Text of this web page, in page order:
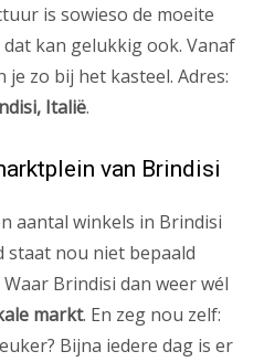
is sowieso de moeite
kan gelukkig ook. Vanaf
je zo bij het kasteel. Adres:
Italië.
van Brindisi
aantal winkels in Brindisi
staat nou niet bepaald
Brindisi dan weer wél
markt. En zeg nou zelf:
Bijna iedere dag is er